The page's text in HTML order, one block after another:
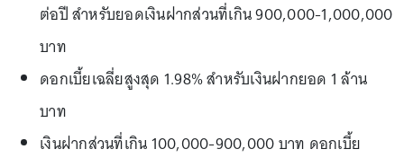
ต่อปี สำหรับยอดเงินฝากส่วนที่เกิน 900,000-1,000,000
บาท
ดอกเบี้ยเฉลี่ยสูงสุด 1.98% สำหรับเงินฝากยอด 1 ล้าน
บาท
เงินฝากส่วนที่เกิน 100,000-900,000 บาท ดอกเบี้ย